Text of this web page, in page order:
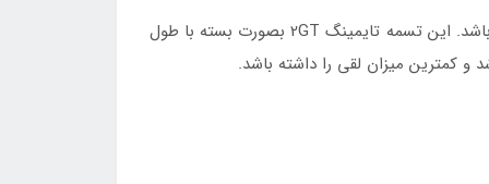
این تسمه دارای ساختار دقیقی می باشد و Backslash ایجاد نمی کند از این رو برای CNC و پرینترهای سه بعدی مناسب می باشد. این تسمه تایمینگ 2GT بصورت بسته با طول